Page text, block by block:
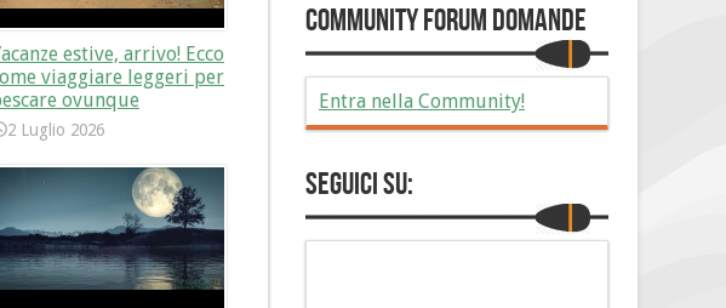
estive, arrivo! Ecco
viaggiare leggeri per
ovunque
2 Luglio 2026
Community Forum Domande
Entra nella Community!
Seguici su: